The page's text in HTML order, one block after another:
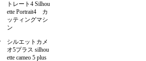
トレート4 Silhou
ette Portrait4 カ
ッティングマシ
ン
シルエットカメ
オ5プラス silhou
ette cameo 5 plus